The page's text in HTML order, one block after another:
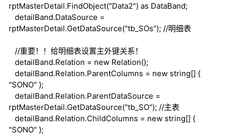
rptMasterDetail.FindObject("Data2") as DataBand;
detailBand.DataSource =
rptMasterDetail.GetDataSource("tb_SOs"); //明细表
//重要！！给明细表设置主外键关系！
detailBand.Relation = new Relation();
detailBand.Relation.ParentColumns = new string[] {
"SONO" };
detailBand.Relation.ParentDataSource =
rptMasterDetail.GetDataSource("tb_SO"); //主表
detailBand.Relation.ChildColumns = new string[] {
"SONO" };